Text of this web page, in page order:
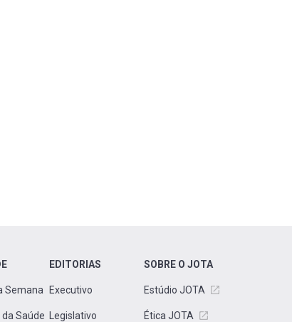
Semana
Saúde
EDITORIAS
Executivo
Legislativo
SOBRE O JOTA
Estúdio JOTA
Ética JOTA